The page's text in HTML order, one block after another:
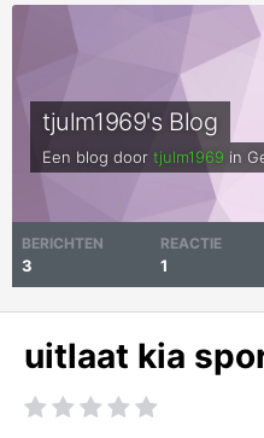
tjulm1969's Blog
Een blog door tjulm1969 in
BERICHTEN
3
REACTIE
1
uitlaat kia